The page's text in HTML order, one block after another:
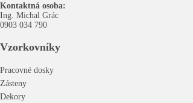
Kontaktná osoba:
Ing. Michal Grác
0903 034 790
Vzorkovníky
Pracovné dosky
Zásteny
Dekory